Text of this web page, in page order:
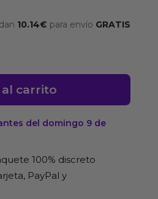
10.14€ para envío GRATIS
carrito
del domingo 9 de
100% discreto
PayPal y